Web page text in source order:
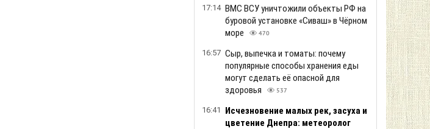
17:14 ВМС ВСУ уничтожили объекты РФ на
буровой установке «Сиваш» в Чёрном
море
470
16:57 Сыр, выпечка и томаты: почему
популярные способы хранения еды
могут сделать её опасной для
здоровья
537
16:41
Исчезновение малых рек, засуха и
цветение Днепра: метеоролог